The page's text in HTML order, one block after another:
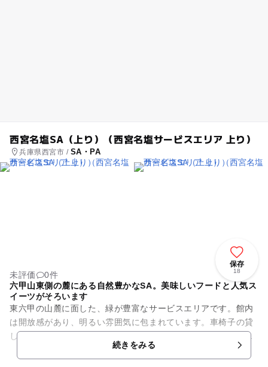
西宮名塩SA（上り）（西宮名塩サービスエリア 上り）
兵庫県西宮市 / SA・PA
保存
18
未評価
0件
六甲山東側の麓にある自然豊かなSA。美味しいフードと人気ス
イーツがそろいます
東六甲の山麓に面した、緑が豊富なサービスエリアです。館内
は開放感があり、明るい雰囲気に包まれています。車椅子の貸
し出しやベビーカーの貸し出し、老眼鏡の貸し出しなど、無料
レンタルサービスが充実。 ...続きをみる